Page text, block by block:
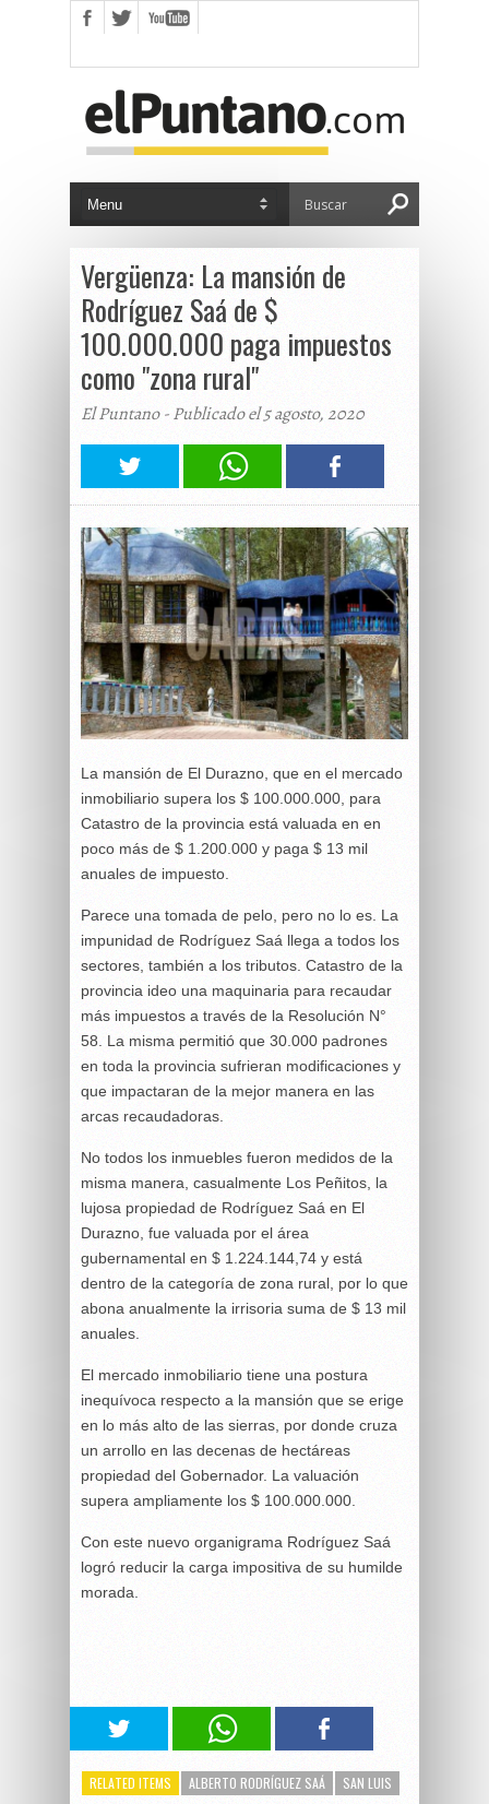
Vergüenza: La mansión de
Rodríguez Saá de $
100.000.000 paga impuestos
como "zona rural"
El Puntano - Publicado el 5 agosto, 2020
La mansión de El Durazno, que en el mercado
inmobiliario supera los $ 100.000.000, para
Catastro de la provincia está valuada en en
poco más de $ 1.200.000 y paga $ 13 mil
anuales de impuesto.
Parece una tomada de pelo, pero no lo es. La
impunidad de Rodríguez Saá llega a todos los
sectores, también a los tributos. Catastro de la
provincia ideo una maquinaria para recaudar
más impuestos a través de la Resolución N°
58. La misma permitió que 30.000 padrones
en toda la provincia sufrieran modificaciones y
que impactaran de la mejor manera en las
arcas recaudadoras.
No todos los inmuebles fueron medidos de la
misma manera, casualmente Los Peñitos, la
lujosa propiedad de Rodríguez Saá en El
Durazno, fue valuada por el área
gubernamental en $ 1.224.144,74 y está
dentro de la categoría de zona rural, por lo que
abona anualmente la irrisoria suma de $ 13 mil
anuales.
El mercado inmobiliario tiene una postura
inequívoca respecto a la mansión que se erige
en lo más alto de las sierras, por donde cruza
un arrollo en las decenas de hectáreas
propiedad del Gobernador. La valuación
supera ampliamente los $ 100.000.000.
Con este nuevo organigrama Rodríguez Saá
logró reducir la carga impositiva de su humilde
morada.
RELATED ITEMS ALBERTO RODRÍGUEZ SAÁ SAN LUIS